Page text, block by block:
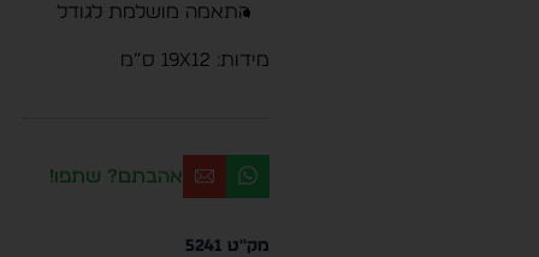
התאמה מושלמת לגודל
מידות: 19X12 ס”מ
אהבתם? שתפו!
מק"ט 5241